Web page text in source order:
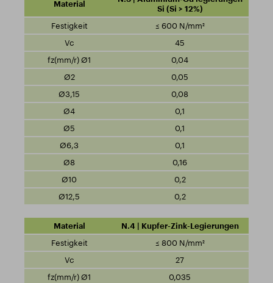
Si (Si > 12%)
≤ 600 N/mm²
45
0,04
0,05
0,08
0,1
0,1
0,1
0,16
0,2
0,2
N.4 | Kupfer-Zink-Legierungen
≤ 800 N/mm²
27
0,035